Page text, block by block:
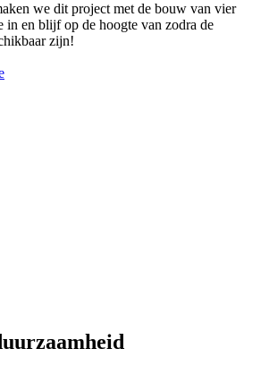
we dit project met de bouw van vier
en blijf op de hoogte van zodra de
zijn!